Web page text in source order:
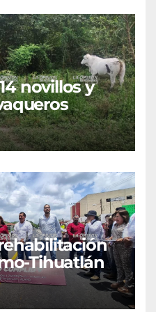
novillos y
Tihuatlán